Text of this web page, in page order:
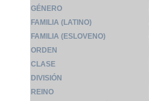
GÉNERO
FAMILIA (LATINO)
FAMILIA (ESLOVENO)
ORDEN
CLASE
DIVISIÓN
REINO